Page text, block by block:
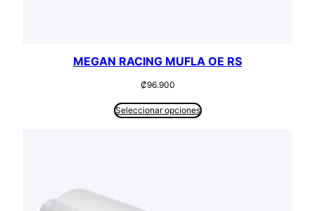
MEGAN RACING MUFLA OE RS
₡96.900
Seleccionar opciones